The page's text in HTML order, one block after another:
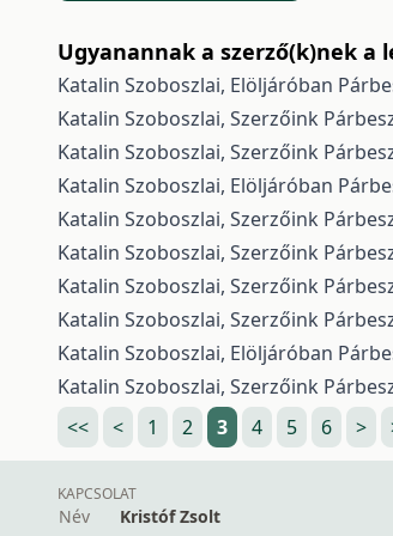
Ugyanannak a szerző(k)nek
Katalin Szoboszlai, Elöljáróban
Katalin Szoboszlai, Szerzőink
Katalin Szoboszlai, Szerzőink
Katalin Szoboszlai, Elöljáróban
Katalin Szoboszlai, Szerzőink
Katalin Szoboszlai, Szerzőink
Katalin Szoboszlai, Szerzőink
Katalin Szoboszlai, Szerzőink
Katalin Szoboszlai, Elöljáróban
Katalin Szoboszlai, Szerzőink
<<
< 1 2 3 4 5 6 >
KAPCSOLAT
Név
Kristóf Zsolt